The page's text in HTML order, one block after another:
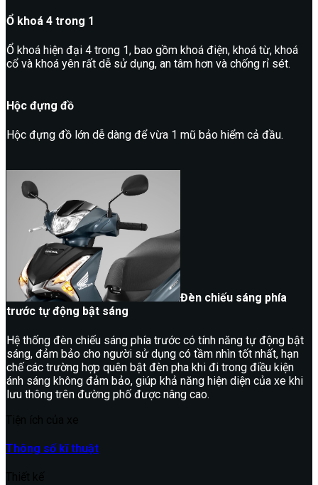
Ổ khoá 4 trong 1
Ổ khoá hiện đại 4 trong 1, bao gồm khoá điện, khoá từ, khoá
cổ và khoá yên rất dễ sử dụng, an tâm hơn và chống rỉ sét.
Hộc đựng đồ
Hộc đựng đồ lớn dễ dàng để vừa 1 mũ bảo hiểm cả đầu.
Đèn chiếu sáng phía
trước tự động bật sáng
Hệ thống đèn chiếu sáng phía trước có tính năng tự động bật
sáng, đảm bảo cho người sử dụng có tầm nhìn tốt nhất, hạn
chế các trường hợp quên bật đèn pha khi đi trong điều kiện
ánh sáng không đảm bảo, giúp khả năng hiện diện của xe khi
lưu thông trên đường phố được nâng cao.
Thông số kĩ thuật